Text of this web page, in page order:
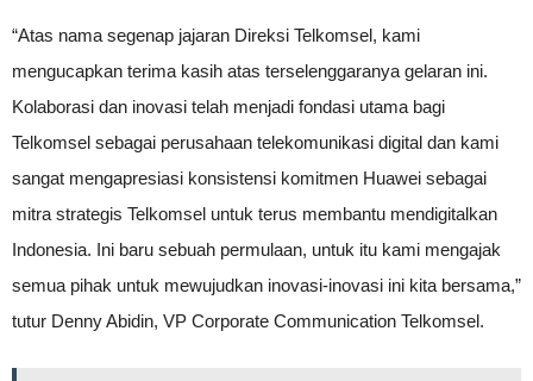
“Atas nama segenap jajaran Direksi Telkomsel, kami
mengucapkan terima kasih atas terselenggaranya gelaran ini.
Kolaborasi dan inovasi telah menjadi fondasi utama bagi
Telkomsel sebagai perusahaan telekomunikasi digital dan kami
sangat mengapresiasi konsistensi komitmen Huawei sebagai
mitra strategis Telkomsel untuk terus membantu mendigitalkan
Indonesia. Ini baru sebuah permulaan, untuk itu kami mengajak
semua pihak untuk mewujudkan inovasi-inovasi ini kita bersama,”
tutur Denny Abidin, VP Corporate Communication Telkomsel.